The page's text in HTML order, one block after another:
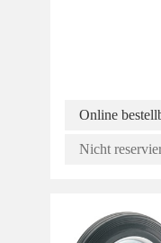
Online
Nicht